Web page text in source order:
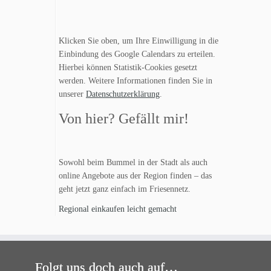
Klicken Sie oben, um Ihre Einwilligung in die
Einbindung des Google Calendars zu erteilen.
Hierbei können Statistik-Cookies gesetzt
werden. Weitere Informationen finden Sie in
unserer Datenschutzerklärung.
Von hier? Gefällt mir!
Sowohl beim Bummel in der Stadt als auch
online Angebote aus der Region finden – das
geht jetzt ganz einfach im Friesennetz.
Regional einkaufen leicht gemacht
Folgt uns doch auch auf…